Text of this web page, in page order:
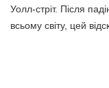
Уолл-стріт. Після
всьому світу, цей